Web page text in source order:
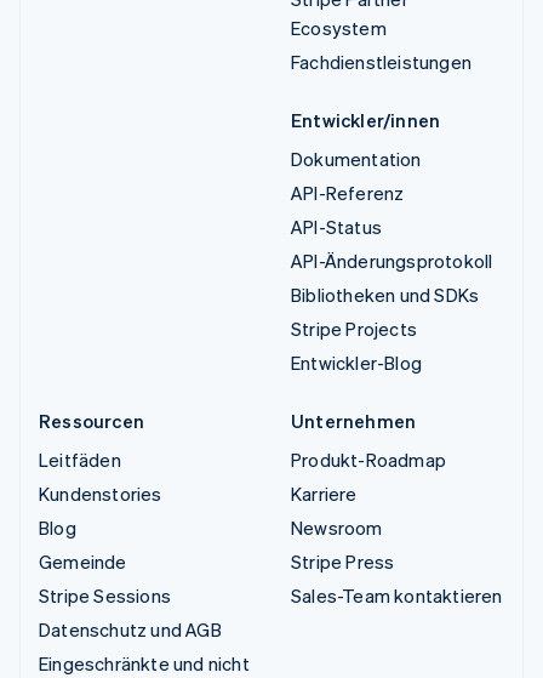
Ecosystem
Fachdienstleistungen
Entwickler/innen
Dokumentation
API-Referenz
API-Status
API-Änderungsprotokoll
Bibliotheken und SDKs
Stripe Projects
Entwickler-Blog
Ressourcen
Leitfäden
Kundenstories
Blog
Gemeinde
Stripe Sessions
Datenschutz und AGB
Eingeschränkte und nicht
Unternehmen
Produkt-Roadmap
Karriere
Newsroom
Stripe Press
Sales-Team kontaktieren